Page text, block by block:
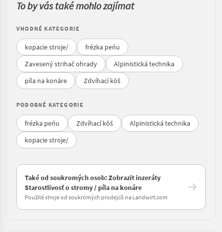
To by vás také mohlo zajímat
VHODNÉ KATEGORIE
kopacie stroje/
frézka peńu
Zavesený strihač ohrady
Alpinistická technika
píla na konáre
Zdvíhací kôš
PODOBNÉ KATEGORIE
frézka peńu Zdvíhací kôš
Alpinistická technika
kopacie stroje/
Také od soukromých osob: Zobrazit inzeráty
Starostlivosť o stromy / píla na konáre
Použité stroje od soukromých prodejců na Landwirt.com